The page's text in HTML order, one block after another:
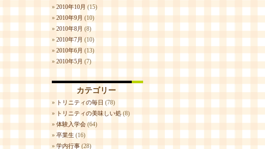
2010年10月 (15)
2010年9月 (10)
2010年8月 (8)
2010年7月 (10)
2010年6月 (13)
2010年5月 (7)
カテゴリー
トリニティの毎日 (78)
トリニティの美味しい処(8)
体験入学会 (64)
卒業生 (16)
学内行事 (28)